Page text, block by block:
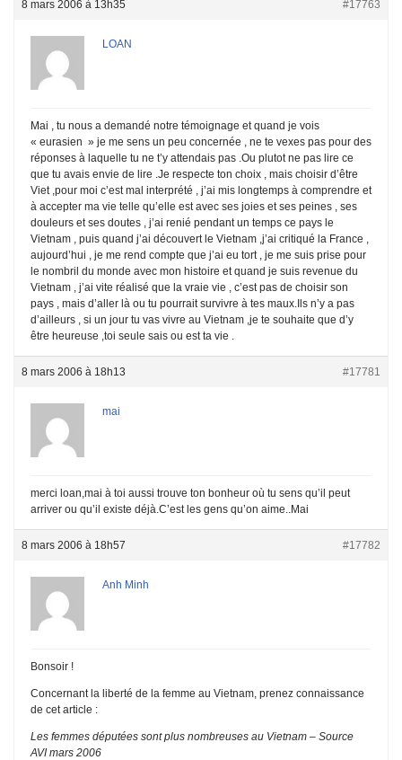
8 mars 2006 à 13h35 #17763
LOAN
Mai , tu nous a demandé notre témoignage et quand je vois
« eurasien » je me sens un peu concernée , ne te vexes pas pour des
réponses à laquelle tu ne t’y attendais pas .Ou plutot ne pas lire ce
que tu avais envie de lire .Je respecte ton choix , mais choisir d’être
Viet ,pour moi c’est mal interprété , j’ai mis longtemps à comprendre et
à accepter ma vie telle qu’elle est avec ses joies et ses peines , ses
douleurs et ses doutes , j’ai renié pendant un temps ce pays le
Vietnam , puis quand j’ai découvert le Vietnam ,j’ai critiqué la France ,
aujourd’hui , je me rend compte que j’ai eu tort , je me suis prise pour
le nombril du monde avec mon histoire et quand je suis revenue du
Vietnam , j’ai vite réalisé que la vraie vie , c’est pas de choisir son
pays , mais d’aller là ou tu pourrait survivre à tes maux.Ils n’y a pas
d’ailleurs , si un jour tu vas vivre au Vietnam ,je te souhaite que d’y
être heureuse ,toi seule sais ou est ta vie .
8 mars 2006 à 18h13 #17781
mai
merci loan,mai à toi aussi trouve ton bonheur où tu sens qu’il peut
arriver ou qu’il existe déjà.C’est les gens qu’on aime..Mai
8 mars 2006 à 18h57 #17782
Anh Minh
Bonsoir !
Concernant la liberté de la femme au Vietnam, prenez connaissance
de cet article :
Les femmes députées sont plus nombreuses au Vietnam – Source
AVI mars 2006